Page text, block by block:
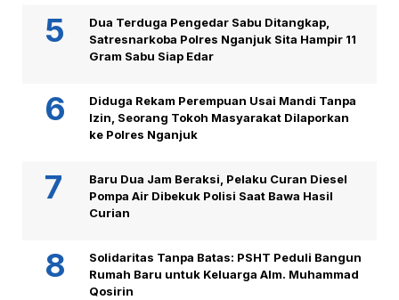
Dua Terduga Pengedar Sabu Ditangkap,
Satresnarkoba Polres Nganjuk Sita Hampir 11
Gram Sabu Siap Edar
Diduga Rekam Perempuan Usai Mandi Tanpa
Izin, Seorang Tokoh Masyarakat Dilaporkan
ke Polres Nganjuk
Baru Dua Jam Beraksi, Pelaku Curan Diesel
Pompa Air Dibekuk Polisi Saat Bawa Hasil
Curian
Solidaritas Tanpa Batas: PSHT Peduli Bangun
Rumah Baru untuk Keluarga Alm. Muhammad
Qosirin